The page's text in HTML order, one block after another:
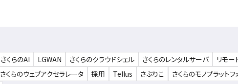
さくらのAI LGWAN さくらのクラウドシェル さくらのレンタルサーバ リモー
さくらのウェブアクセラレータ 採用 Tellus さぶりこ さくらのモノプラット